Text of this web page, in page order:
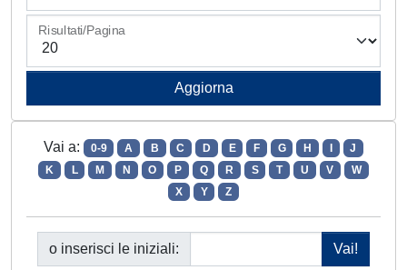
Risultati/Pagina
Vai a: 0-9 A B C D E F G H
J
K
L M N O P Q R S T U V
W
X
Y Z
o inserisci le iniziali: